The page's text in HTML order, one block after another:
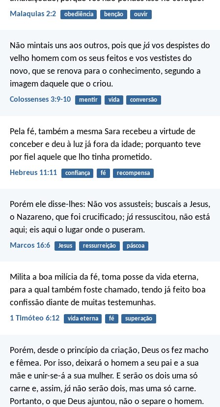
Malaquias 2:2 obediência benção ouvir
Não mintais uns aos outros, pois que já vos despistes do
velho homem com os seus feitos e vos vestistes do
novo, que se renova para o conhecimento, segundo a
imagem daquele que o criou.
Colossenses 3:9-10 mentir vida conversão
Pela fé, também a mesma Sara recebeu a virtude de
conceber e deu à luz já fora da idade; porquanto teve
por fiel aquele que lho tinha prometido.
Hebreus 11:11 confiança fé recompensa
Porém ele disse-lhes: Não vos assusteis; buscais a Jesus,
o Nazareno, que foi crucificado; já ressuscitou, não está
aqui; eis aqui o lugar onde o puseram.
Marcos 16:6 Jesus ressurreição páscoa
Milita a boa milícia da fé, toma posse da vida eterna,
para a qual também foste chamado, tendo já feito boa
confissão diante de muitas testemunhas.
1 Timóteo 6:12 vida eterna fé superação
Porém, desde o princípio da criação, Deus os fez macho
e fêmea. Por isso, deixará o homem a seu pai e a sua
mãe e unir-se-á a sua mulher. E serão os dois uma só
carne e, assim, já não serão dois, mas uma só carne.
Portanto, o que Deus ajuntou, não o separe o homem.